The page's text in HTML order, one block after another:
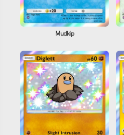
Mudkip